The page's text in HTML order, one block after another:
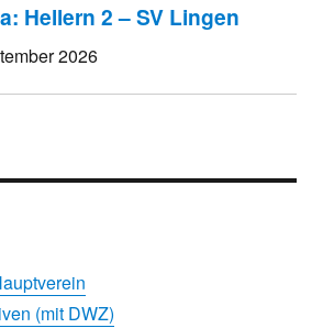
Hellern 2 – SV Lingen
2026
(mit DWZ)